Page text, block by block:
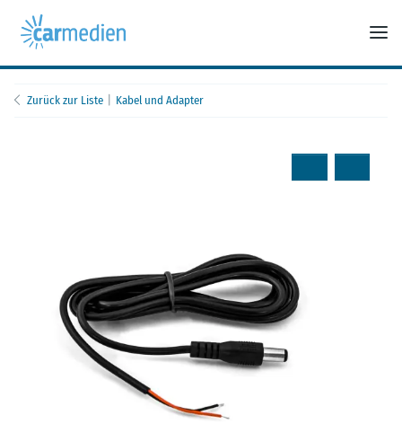
Zurück zur Liste Kabel und Adapter